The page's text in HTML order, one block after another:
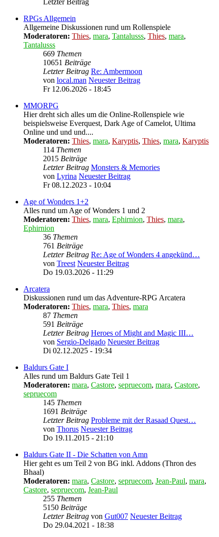
Letzter Beitrag
RPGs Allgemein
Allgemeine Diskussionen rund um Rollenspiele
Moderatoren: Thies, mara, Tantalusss, Thies, mara,
Tantalusss
669 Themen
10651 Beiträge
Letzter Beitrag Re: Ambermoon
von local.man Neuester Beitrag
Fr 12.06.2026 - 18:45
MMORPG
Hier dreht sich alles um die Online-Rollenspiele wie
beispielsweise Everquest, Dark Age of Camelot, Ultima
Online und und und....
Moderatoren: Thies, mara, Karyptis, Thies, mara, Karyptis
114 Themen
2015 Beiträge
Letzter Beitrag Monsters & Memories
von Lyrina Neuester Beitrag
Fr 08.12.2023 - 10:04
Age of Wonders 1+2
Alles rund um Age of Wonders 1 und 2
Moderatoren: Thies, mara, Ephirnion, Thies, mara,
Ephirnion
36 Themen
761 Beiträge
Letzter Beitrag Re: Age of Wonders 4 angekünd…
von Treest Neuester Beitrag
Do 19.03.2026 - 11:29
Arcatera
Diskussionen rund um das Adventure-RPG Arcatera
Moderatoren: Thies, mara, Thies, mara
87 Themen
591 Beiträge
Letzter Beitrag Heroes of Might and Magic III…
von Sergio-Delgado Neuester Beitrag
Di 02.12.2025 - 19:34
Baldurs Gate I
Alles rund um Baldurs Gate Teil 1
Moderatoren: mara, Castore, sepruecom, mara, Castore,
sepruecom
145 Themen
1691 Beiträge
Letzter Beitrag Probleme mit der Rasaad Quest…
von Thorus Neuester Beitrag
Do 19.11.2015 - 21:10
Baldurs Gate II - Die Schatten von Amn
Hier geht es um Teil 2 von BG inkl. Addons (Thron des
Bhaal)
Moderatoren: mara, Castore, sepruecom, Jean-Paul, mara,
Castore, sepruecom, Jean-Paul
255 Themen
5150 Beiträge
Letzter Beitrag von Gut007 Neuester Beitrag
Do 29.04.2021 - 18:38